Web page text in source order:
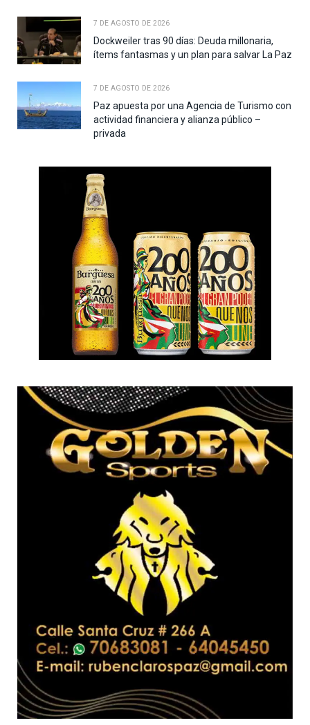
7 DE AGOSTO DE 2026
Dockweiler tras 90 días: Deuda millonaria,
ítems fantasmas y un plan para salvar La Paz
7 DE AGOSTO DE 2026
Paz apuesta por una Agencia de Turismo con
actividad financiera y alianza público –
privada